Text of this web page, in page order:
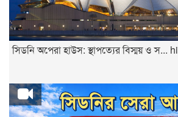
সিডনি অপেরা হাউস: স্থাপত্যের বিস্ময় ও স... hi